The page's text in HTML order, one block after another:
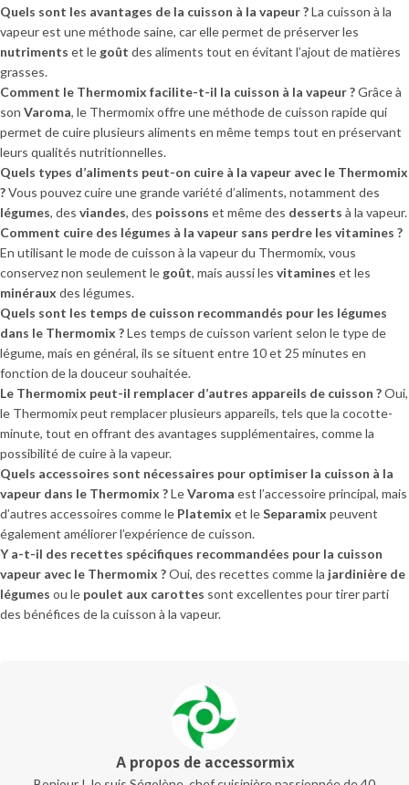
Quels sont les avantages de la cuisson à la vapeur ?La cuisson à la
vapeur est une méthode saine, car elle permet de préserver les
nutriments et le goût des aliments tout en évitant l’ajout de matières
grasses.
Comment le Thermomix facilite-t-il la cuisson à la vapeur ?Grâce à
son Varoma, le Thermomix offre une méthode de cuisson rapide qui
permet de cuire plusieurs aliments en même temps tout en préservant
leurs qualités nutritionnelles.
Quels types d’aliments peut-on cuire à la vapeur avec le Thermomix
?Vous pouvez cuire une grande variété d’aliments, notamment des
légumes, des viandes, des poissons et même des desserts à la vapeur.
Comment cuire des légumes à la vapeur sans perdre les vitamines ?
En utilisant le mode de cuisson à la vapeur du Thermomix, vous
conservez non seulement le goût, mais aussi les vitamines et les
minéraux des légumes.
Quels sont les temps de cuisson recommandés pour les légumes
dans le Thermomix ?Les temps de cuisson varient selon le type de
légume, mais en général, ils se situent entre 10 et 25 minutes en
fonction de la douceur souhaitée.
Le Thermomix peut-il remplacer d’autres appareils de cuisson ?Oui,
le Thermomix peut remplacer plusieurs appareils, tels que la cocotte-
minute, tout en offrant des avantages supplémentaires, comme la
possibilité de cuire à la vapeur.
Quels accessoires sont nécessaires pour optimiser la cuisson à la
vapeur dans le Thermomix ?LeVaroma est l’accessoire principal, mais
d’autres accessoires comme le Platemix et leSeparamix peuvent
également améliorer l’expérience de cuisson.
Y a-t-il des recettes spécifiques recommandées pour la cuisson
vapeur avec le Thermomix ?Oui, des recettes comme la jardinière de
légumes ou le poulet aux carottes sont excellentes pour tirer parti
des bénéfices de la cuisson à la vapeur.
A propos de accessormix